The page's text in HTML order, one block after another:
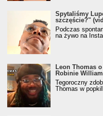
Spytaliśmy
szczęście?"
Podczas
na żywo na
Leon Thomas
Robinie
Tegoroczny
Thomas w